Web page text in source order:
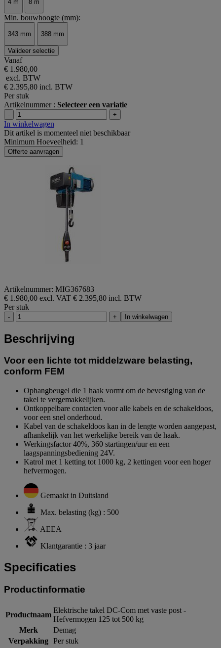
4 m 8 m
Min. bouwhoogte (mm):
343 mm 388 mm
Valideer selectie
Vanaf
€ 1.980,00
excl. BTW
€ 2.395,80 incl. BTW
Per stuk
Artikelnummer : Selecteer een variatie
- +
In winkelwagen
Dit artikel is momenteel niet beschikbaar
Minimum Hoeveelheid: 1
Offerte aanvragen
Artikelnummer: MIG367683
€ 1.980,00 excl. VAT € 2.395,80 incl. BTW
Per stuk
- + In winkelwagen
Beschrijving
Voor een lichte tot middelzware belasting,
conform FEM
Ophangbeugel die 1 haak vormt om de bevestiging van de
takel te vergemakkelijken.
Ontkoppelbare contacten voor alle kabels en de schakeldoos,
voor een snel onderhoud.
Kabel van de schakeldoos kan in de lengte worden aangepast,
afhankelijk van het werkelijke bereik van de haak.
Werkingsfactor 40%, 360 startingen/uur en een
laagspanningsbediening 24V.
Katrol met 1 ketting tot 1000 kg, 2 kettingen voor een hoger
hefvermogen.
Gemaakt in Duitsland
Max. belasting (kg) : 500
AEEA
Klantgarantie : 3 jaar
Specificaties
Productinformatie
Productnaam
Elektrische takel DC-Com met vaste post -
Hefvermogen 125 tot 500 kg
Merk
Demag
Verpakking Per stuk